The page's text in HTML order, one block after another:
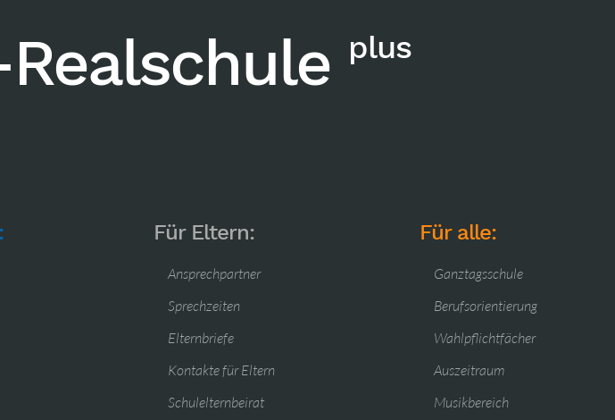
plus
Für Eltern:
Ansprechpartner
Sprechzeiten
Elternbriefe
Kontakte für Eltern
Schulelternbeirat
Für alle:
Ganztagsschule
Berufsorientierung
Wahlpflichtfächer
Auszeitraum
Musikbereich